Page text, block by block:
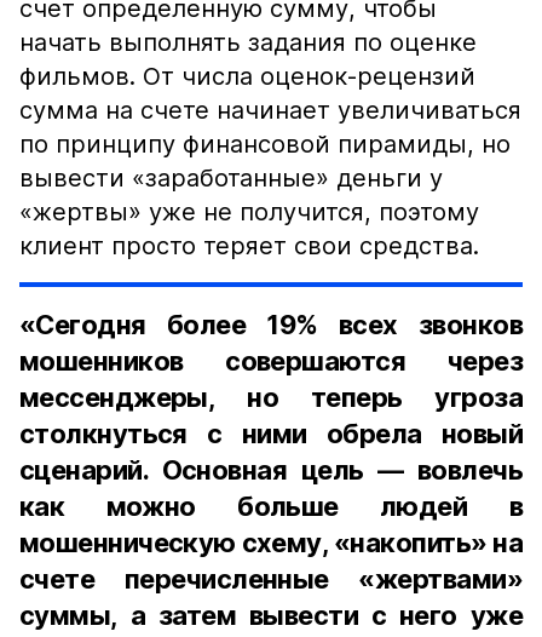
счет определенную сумму, чтобы
начать выполнять задания по оценке
фильмов. От числа оценок-рецензий
сумма на счете начинает увеличиваться
по принципу финансовой пирамиды, но
вывести «заработанные» деньги у
«жертвы» уже не получится, поэтому
клиент просто теряет свои средства.
«Сегодня более 19% всех звонков
мошенников совершаются через
мессенджеры, но теперь угроза
столкнуться с ними обрела новый
сценарий. Основная цель — вовлечь
как можно больше людей в
мошенническую схему, «накопить» на
счете перечисленные «жертвами»
суммы, а затем вывести с него уже